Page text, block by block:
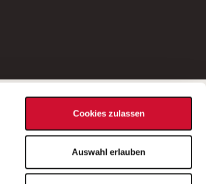
Cookies zulassen
Auswahl erlauben
Bei Fragen zu einer Stellenausschreibung
wenden Sie sich bitte an die*den in der
Stellenausschreibung genannte*n